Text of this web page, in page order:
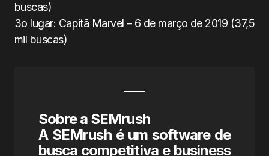
buscas)
3o lugar: Capitã Marvel – 6 de março de 2019 (37,5
mil buscas)
Sobre a SEMrush
A SEMrush é um software de
busca competitiva e business